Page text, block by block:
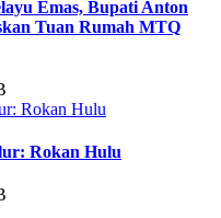
Emas, Bupati Anton
Tuan Rumah MTQ
Rokan Hulu